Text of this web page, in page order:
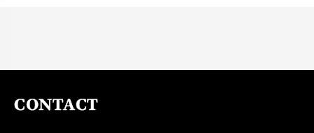
CONTACT